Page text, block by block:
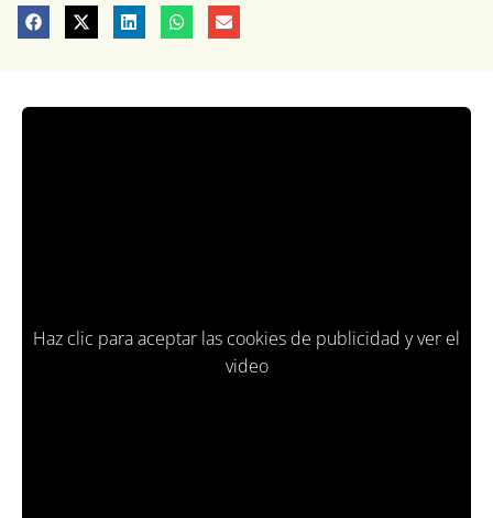
Haz clic para aceptar las cookies de publicidad y ver el
video